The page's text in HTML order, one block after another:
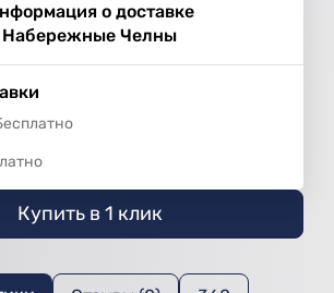
о доставке
Набережные Челны
Бесплатно
Купить в 1 клик